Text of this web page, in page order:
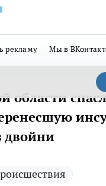
рекламу Мы в
области
двойни